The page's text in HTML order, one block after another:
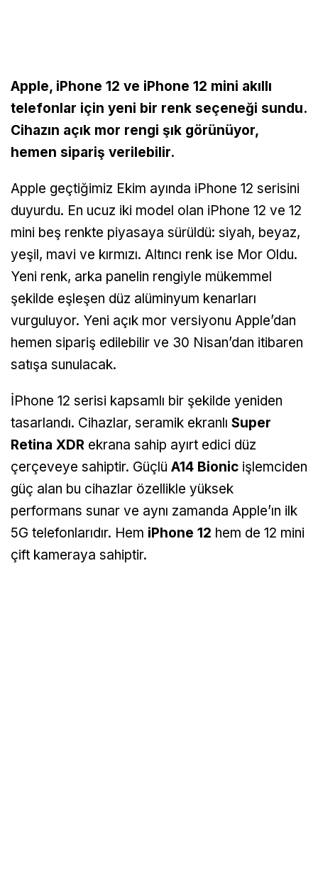
Apple, iPhone 12 ve iPhone 12 mini akıllı
telefonlar için yeni bir renk seçeneği sundu.
Cihazın açık mor rengi şık görünüyor,
hemen sipariş verilebilir.
Apple geçtiğimiz Ekim ayında iPhone 12 serisini
duyurdu. En ucuz iki model olan iPhone 12 ve 12
mini beş renkte piyasaya sürüldü: siyah, beyaz,
yeşil, mavi ve kırmızı. Altıncı renk ise Mor Oldu.
Yeni renk, arka panelin rengiyle mükemmel
şekilde eşleşen düz alüminyum kenarları
vurguluyor. Yeni açık mor versiyonu Apple’dan
hemen sipariş edilebilir ve 30 Nisan’dan itibaren
satışa sunulacak.
İPhone 12 serisi kapsamlı bir şekilde yeniden
tasarlandı. Cihazlar, seramik ekranlı Super
Retina XDR ekrana sahip ayırt edici düz
çerçeveye sahiptir. Güçlü A14 Bionic işlemciden
güç alan bu cihazlar özellikle yüksek
performans sunar ve aynı zamanda Apple’ın ilk
5G telefonlarıdır. Hem iPhone 12 hem de 12 mini
çift kameraya sahiptir.